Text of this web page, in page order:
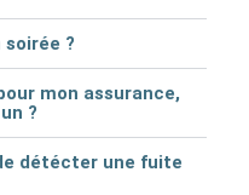
?
mon assurance,
?
détécter une fuite